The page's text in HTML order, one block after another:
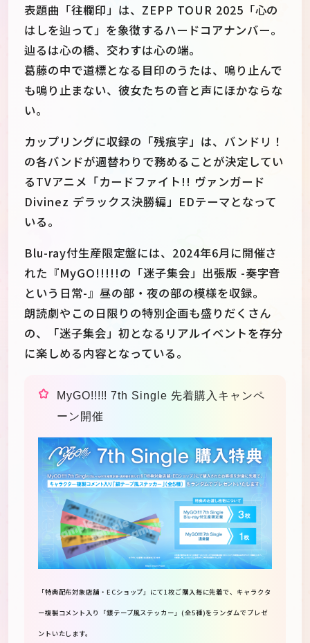
表題曲「往欄印」は、ZEPP TOUR 2025「心の
はしを辿って」を象徴するハードコアナンバー。
辿るは心の橋、交わすは心の端。
葛藤の中で道標となる目印のうたは、鳴り止んで
も鳴り止まない、彼女たちの音と声にほかならな
い。
カップリングに収録の「残痕字」は、バンドリ！
の各バンドが週替わりで務めることが決定してい
るTVアニメ「カードファイト!! ヴァンガード
Divinez デラックス決勝編」EDテーマとなって
いる。
Blu-ray付生産限定盤には、2024年6月に開催さ
れた『MyGO!!!!!の「迷子集会」出張版 -奏字音
という日常-』昼の部・夜の部の模様を収録。
朗読劇やこの日限りの特別企画も盛りだくさん
の、「迷子集会」初となるリアルイベントを存分
に楽しめる内容となっている。
MyGO!!!!! 7th Single 先着購入キャンペ
ーン開催
「特典配布対象店舗・ECショップ」にて1枚ご購入毎に先着で、キャラクタ
ー複製コメント入り「銀テープ風ステッカー」(全5種)をランダムでプレゼ
ントいたします。